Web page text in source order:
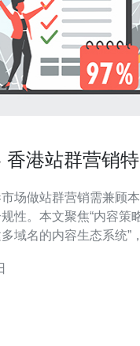
香港站群营销
场做站群营销需兼顾
性。本文聚焦“内容策
域名的内容生态系统”
团队在本地搜索中建立